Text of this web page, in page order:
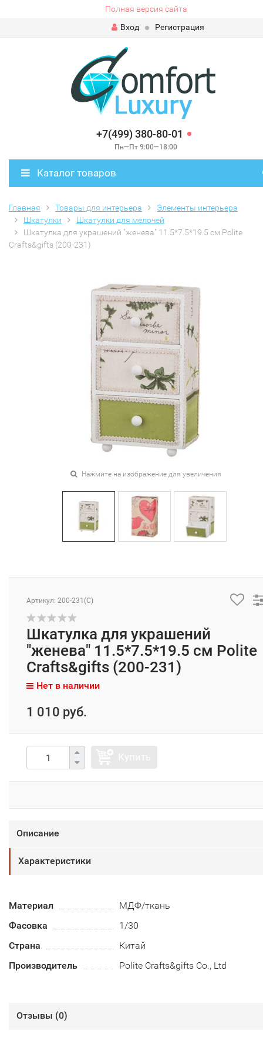
Полная версия сайта
Вход
Регистрация
+7(499) 380-80-01
Пн—Пт 9:00—18:00
Каталог товаров
Главная Товары для интерьера
Элементы интерьера
Шкатулки
Шкатулки для мелочей
Шкатулка для украшений "женева" 11.5*7.5*19.5 см Polite
Crafts&gifts (200-231)
Нажмите на изображение для увеличения
Артикул: 200-231(C)
Шкатулка для украшений
"женева" 11.5*7.5*19.5 см Polite
Crafts&gifts (200-231)
Нет в наличии
1 010 руб.
Описание
Характеристики
Материал
МДФ/ткань
Фасовка
1/30
Страна
Китай
Производитель
Polite Crafts&gifts Co., Ltd
Отзывы (0)